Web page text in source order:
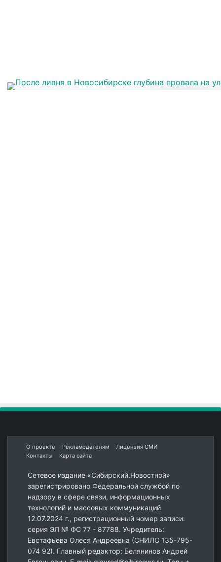
О проекте Рекламодателям
Лицензия СМИ
Контакты
Карта сайта
Сетевое издание «Сибирский.Новостной»
зарегистрировано Федеральной службой по
надзору в сфере связи, информационных
технологий и массовых коммуникаций
12.07.2024 г., регистрационный номер записи:
серия ЭЛ № ФС 77 - 87788. Учредитель:
Евстафьева Олеся Андреевна (СНИЛС 135-795-
074 92). Главный редактор: Белянинов Андрей